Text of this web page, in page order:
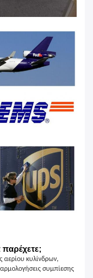
παρέχετε;
αερίου κυλίνδρων,
συμπίεσης